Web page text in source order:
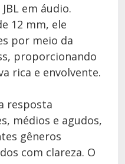
em áudio.
12 mm, ele
por meio da
proporcionando
rica e envolvente.
resposta
médios e agudos,
gêneros
com clareza. O